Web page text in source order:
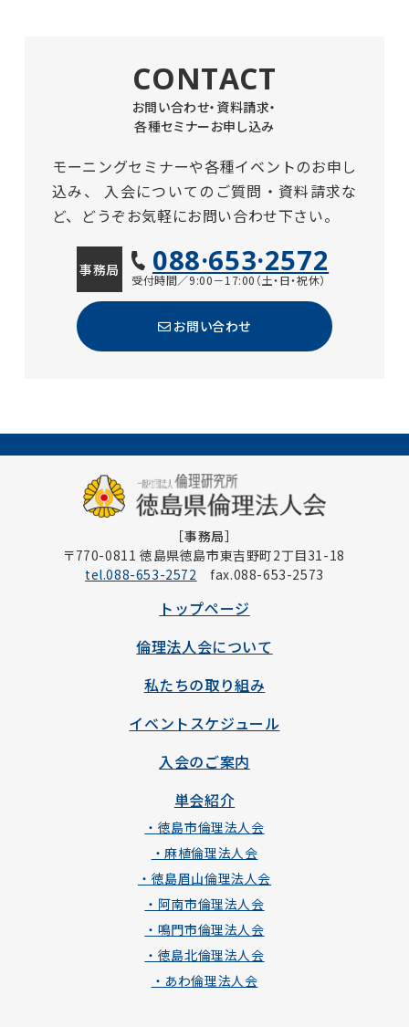
CONTACT
お問い合わせ・資料請求・
各種セミナーお申し込み
モーニングセミナーや各種イベントのお申し
込み、
入会についてのご質問・資料請求な
ど、どうぞお気軽にお問い合わせ下さい。
事務局 088·653·2572
受付時間／9:00－17:00（土・日・祝休）
お問い合わせ
［事務局］
〒770-0811 徳島県徳島市東吉野町2丁目31-18
tel.088-653-2572 fax.088-653-2573
トップページ
倫理法人会について
私たちの取り組み
イベントスケジュール
入会のご案内
単会紹介
・徳島市倫理法人会
・麻植倫理法人会
・徳島眉山倫理法人会
・阿南市倫理法人会
・鳴門市倫理法人会
・徳島北倫理法人会
・あわ倫理法人会